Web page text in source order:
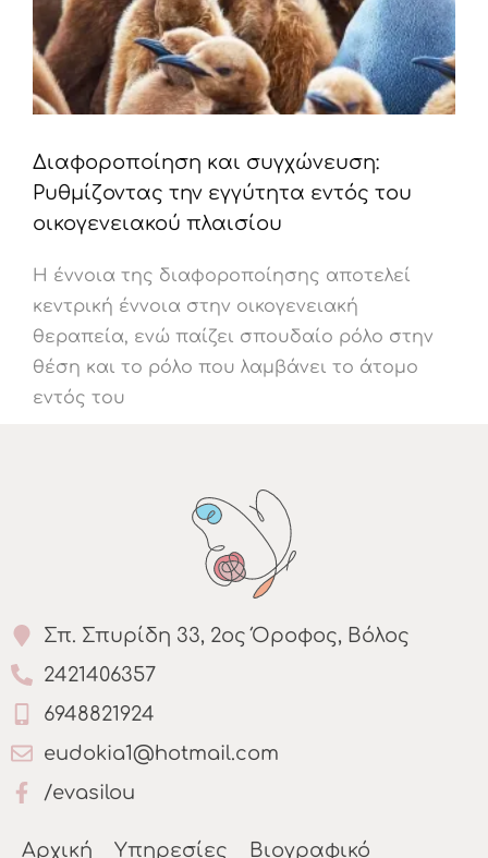
Διαφοροποίηση και συγχώνευση:
Ρυθμίζοντας την εγγύτητα εντός του
οικογενειακού πλαισίου
Η έννοια της διαφοροποίησης αποτελεί
κεντρική έννοια στην οικογενειακή
θεραπεία, ενώ παίζει σπουδαίο ρόλο στην
θέση και το ρόλο που λαμβάνει το άτομο
εντός του
Σπ. Σπυρίδη 33, 2ος Όροφος, Βόλος
2421406357
6948821924
eudokia1@hotmail.com
/evasilou
Αρχική Υπηρεσίες Βιογραφικό